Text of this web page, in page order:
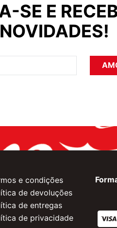
SE E
e condições
de devoluções
de entregas
de privacidade